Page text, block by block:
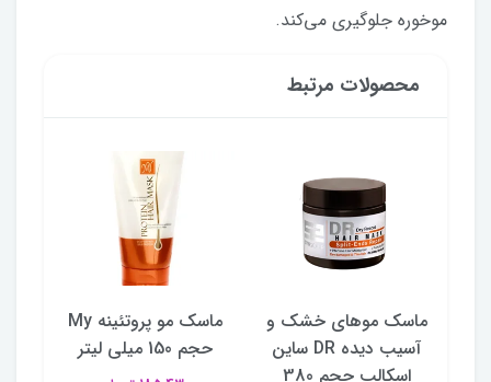
موخوره جلوگیری می‌کند.
محصولات مرتبط
ماسک موهای خشک و
آسیب دیده DR ساین
اسکالپ حجم 380
ماسک مو پروتئینه My
حجم 150 میلی لیتر